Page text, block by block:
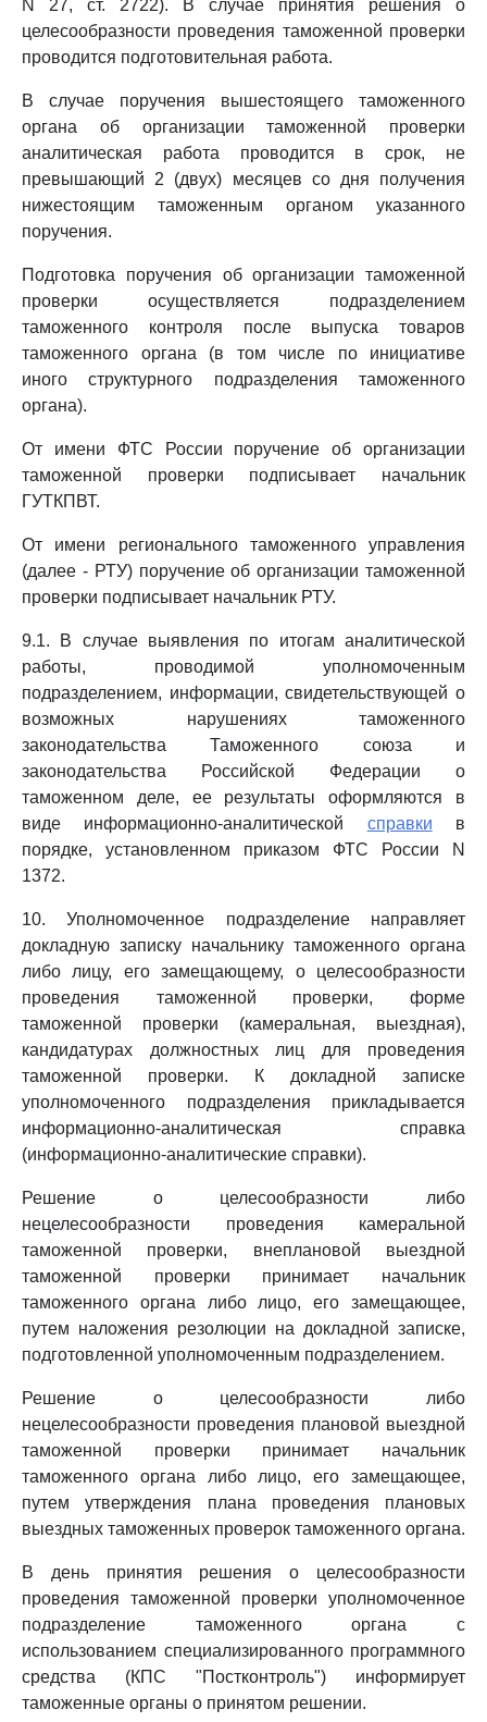
N 27, ст. 2722). В случае принятия решения о
целесообразности проведения таможенной проверки
проводится подготовительная работа.
В случае поручения вышестоящего таможенного
органа об организации таможенной проверки
аналитическая работа проводится в срок, не
превышающий 2 (двух) месяцев со дня получения
нижестоящим таможенным органом указанного
поручения.
Подготовка поручения об организации таможенной
проверки осуществляется подразделением
таможенного контроля после выпуска товаров
таможенного органа (в том числе по инициативе
иного структурного подразделения таможенного
органа).
От имени ФТС России поручение об организации
таможенной проверки подписывает начальник
ГУТКПВТ.
От имени регионального таможенного управления
(далее - РТУ) поручение об организации таможенной
проверки подписывает начальник РТУ.
9.1. В случае выявления по итогам аналитической
работы, проводимой уполномоченным
подразделением, информации, свидетельствующей о
возможных нарушениях таможенного
законодательства Таможенного союза и
законодательства Российской Федерации о
таможенном деле, ее результаты оформляются в
виде информационно-аналитической справки в
порядке, установленном приказом ФТС России N
1372.
10. Уполномоченное подразделение направляет
докладную записку начальнику таможенного органа
либо лицу, его замещающему, о целесообразности
проведения таможенной проверки, форме
таможенной проверки (камеральная, выездная),
кандидатурах должностных лиц для проведения
таможенной проверки. К докладной записке
уполномоченного подразделения прикладывается
информационно-аналитическая справка
(информационно-аналитические справки).
Решение о целесообразности либо
нецелесообразности проведения камеральной
таможенной проверки, внеплановой выездной
таможенной проверки принимает начальник
таможенного органа либо лицо, его замещающее,
путем наложения резолюции на докладной записке,
подготовленной уполномоченным подразделением.
Решение о целесообразности либо
нецелесообразности проведения плановой выездной
таможенной проверки принимает начальник
таможенного органа либо лицо, его замещающее,
путем утверждения плана проведения плановых
выездных таможенных проверок таможенного органа.
В день принятия решения о целесообразности
проведения таможенной проверки уполномоченное
подразделение таможенного органа с
использованием специализированного программного
средства (КПС "Постконтроль") информирует
таможенные органы о принятом решении.